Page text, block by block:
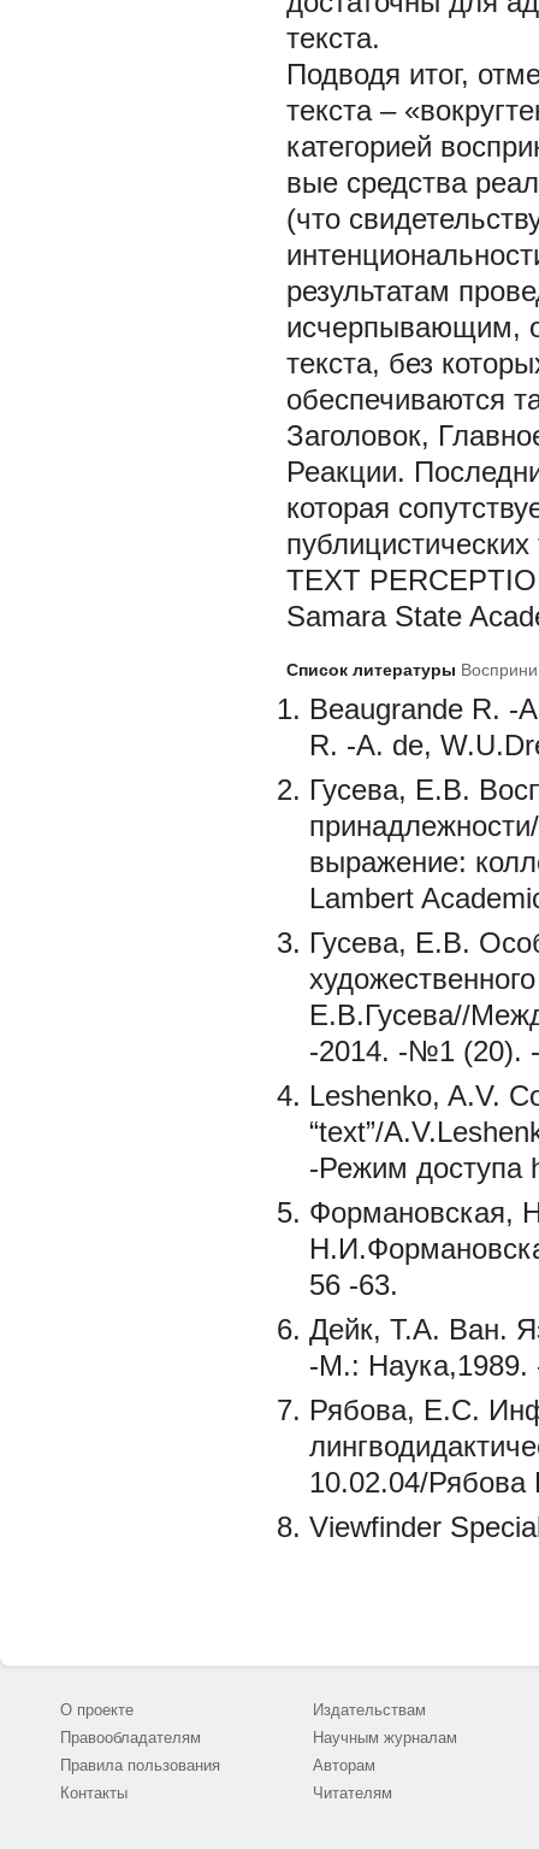
текста.
Подводя итог,
текста –
категорией
вые средства
(что
результатам
исчерпывающим,
текста, без
обеспечиваются
Заголовок,
Реакции.
которая
публицистических
TEXT
Samara State
Список литературы
Beaugrande R. -
R. -A. de,
Гусева, Е.В.
выражение:
Lambert
Гусева, Е.В.
Е.В.Гусева//
-2014. -№1 (20).
Leshenko, A.V.
“text”/
-Режим доступа
Формановская,
56 -63.
Дейк, Т.А. Ван.
-М.: Наука,1989.
Рябова, Е.С.
10.02.04/Рябова
Viewfinder
О проекте
Правообладателям
Правила пользования
Контакты
Издательствам
Научным журналам
Авторам
Читателям